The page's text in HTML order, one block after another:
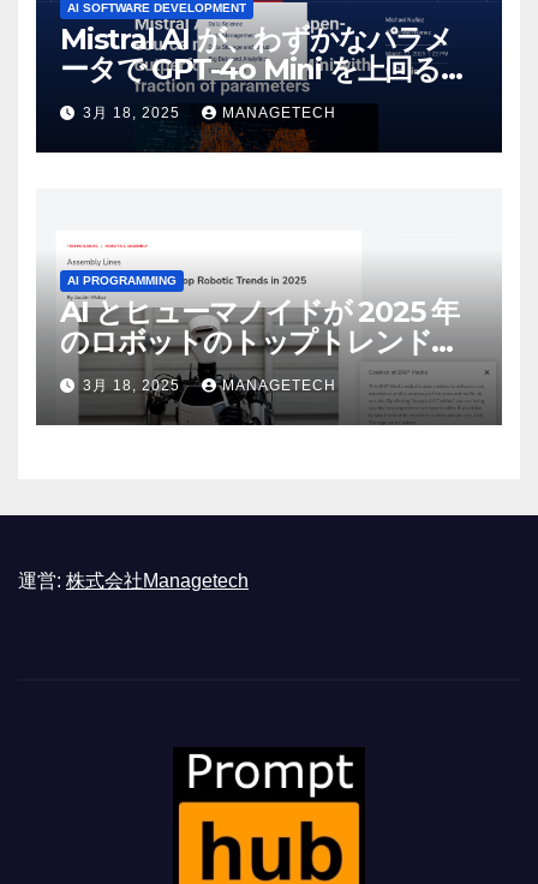
AI SOFTWARE DEVELOPMENT
Mistral AI が、わずかなパラメ
ータで GPT-4o Mini を上回る新
しいオープンソース モデルをリ
リース | VentureBeat
3月 18, 2025 MANAGETECH
AI PROGRAMMING
AI とヒューマノイドが 2025 年
のロボットのトップトレンドに |
ASSEMBLY
3月 18, 2025 MANAGETECH
運営: 株式会社Managetech